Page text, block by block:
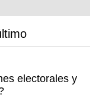
electorales y